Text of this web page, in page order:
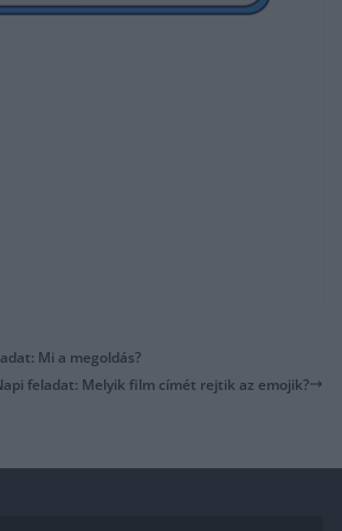
Mi a megoldás?
feladat: Melyik film címét rejtik az emojik?